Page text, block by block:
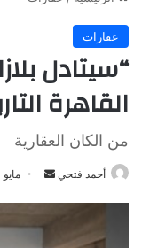
عقارات
“سيتادل
القاهرة
من الكان العقارية
أحمد فتحي
أرسل مايو 13, 2026